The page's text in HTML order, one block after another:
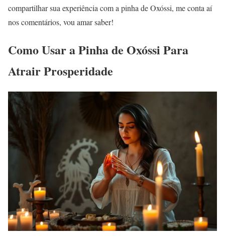
compartilhar sua experiência com a pinha de Oxóssi, me conta aí
nos comentários, vou amar saber!
Como Usar a Pinha de Oxóssi Para
Atrair Prosperidade